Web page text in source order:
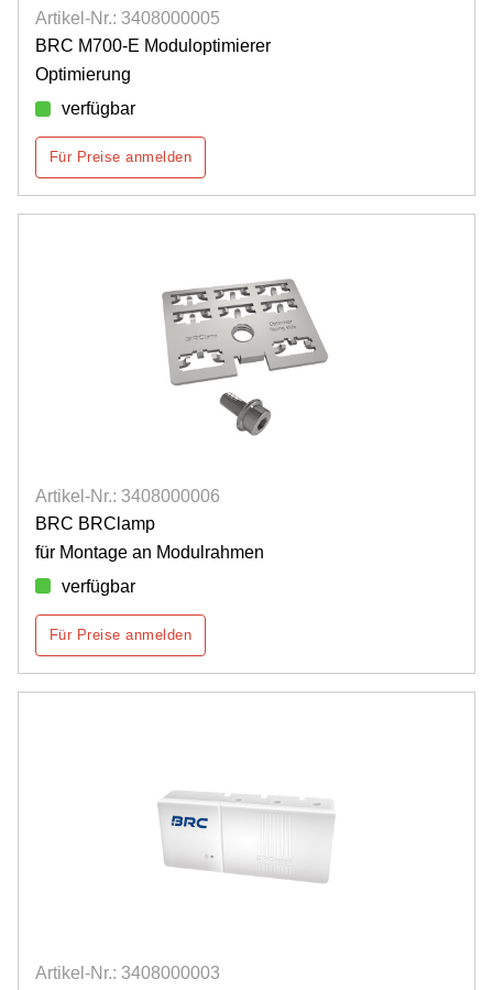
Artikel-Nr.: 3408000005
BRC M700-E Moduloptimierer
Optimierung
verfügbar
Für Preise anmelden
Artikel-Nr.: 3408000006
BRC BRClamp
für Montage an Modulrahmen
verfügbar
Für Preise anmelden
Artikel-Nr.: 3408000003